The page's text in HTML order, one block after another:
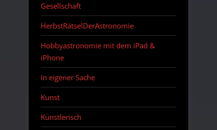
Gesellschaft
HerbstRätselDerAstronomie
Hobbyastronomie mit dem iPad &
iPhone
In eigener Sache
Kunst
Künstlerisch